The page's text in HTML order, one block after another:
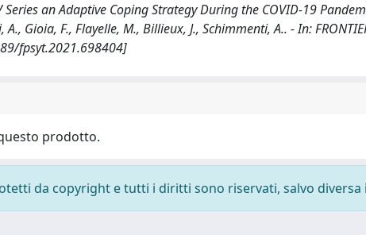
an Adaptive Coping Strategy During the COVID-19
Gioia, F., Flayelle, M., Billieux, J., Schimmenti, A.. - In:
fpsyt.2021.698404]
prodotto.
da copyright e tutti i diritti sono riservati, salvo diversa